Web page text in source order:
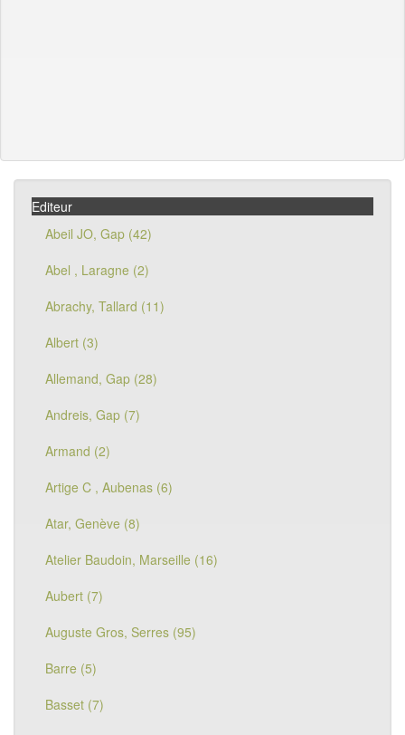
Editeur
Abeil JO, Gap (42)
Abel , Laragne (2)
Abrachy, Tallard (11)
Albert (3)
Allemand, Gap (28)
Andreis, Gap (7)
Armand (2)
Artige C , Aubenas (6)
Atar, Genève (8)
Atelier Baudoin, Marseille (16)
Aubert (7)
Auguste Gros, Serres (95)
Barre (5)
Basset (7)